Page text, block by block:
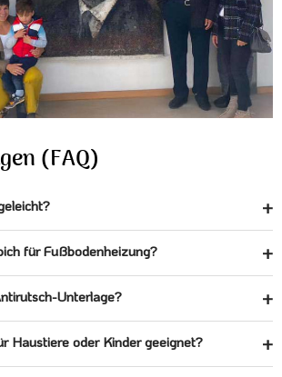
(FAQ)
für Fußbodenheizung?
Unterlage?
Haustiere oder Kinder geeignet?